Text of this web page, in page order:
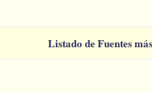
Listado de Fuentes